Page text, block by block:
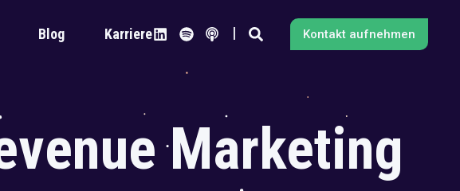
Blog Karriere Kontakt aufnehmen
Marketing